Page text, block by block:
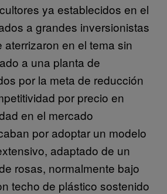
ya establecidos en el
a grandes inversionistas
aterrizaron en el tema sin
a una planta de
por la meta de reducción
por precio en
en el mercado
por adoptar un modelo
adaptado de un
rosas, normalmente bajo
techo de plástico sostenido